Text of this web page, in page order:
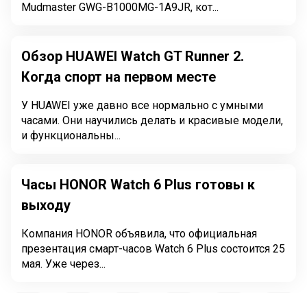
Mudmaster GWG-B1000MG-1A9JR, кот...
Обзор HUAWEI Watch GT Runner 2.
Когда спорт на первом месте
У HUAWEI уже давно все нормально с умными
часами. Они научились делать и красивые модели,
и функциональны...
Часы HONOR Watch 6 Plus готовы к
выходу
Компания HONOR объявила, что официальная
презентация смарт-часов Watch 6 Plus состоится 25
мая. Уже через...